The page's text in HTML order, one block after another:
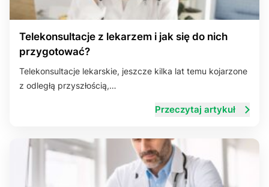
Telekonsultacje z lekarzem i jak się do nich
przygotować?
Telekonsultacje lekarskie, jeszcze kilka lat temu kojarzone
z odległą przyszłością,…
Przeczytaj artykuł